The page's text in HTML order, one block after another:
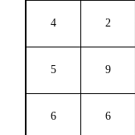
4 2
5 9
6 6